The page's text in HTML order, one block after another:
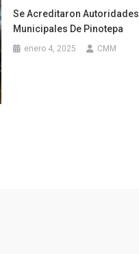
Se Acreditaron Autoridades
Municipales De Pinotepa
enero 4, 2025 CMM